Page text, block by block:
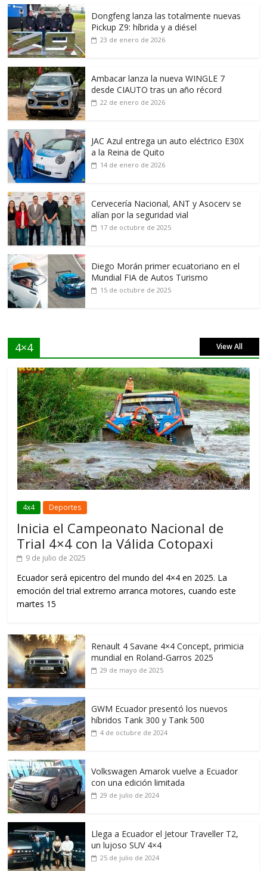
Dongfeng lanza las totalmente nuevas
Pickup Z9: híbrida y a diésel
23 de enero de 2026
Ambacar lanza la nueva WINGLE 7
desde CIAUTO tras un año récord
22 de enero de 2026
JAC Azul entrega un auto eléctrico E30X
a la Reina de Quito
14 de enero de 2026
Cervecería Nacional, ANT y Asocerv se
alían por la seguridad vial
17 de octubre de 2025
Diego Morán primer ecuatoriano en el
Mundial FIA de Autos Turismo
15 de octubre de 2025
4×4 View All
4x4 Deportes
Inicia el Campeonato Nacional de
Trial 4×4 con la Válida Cotopaxi
9 de julio de 2025
Ecuador será epicentro del mundo del 4×4 en 2025. La
emoción del trial extremo arranca motores, cuando este
martes 15
Renault 4 Savane 4×4 Concept, primicia
mundial en Roland-Garros 2025
29 de mayo de 2025
GWM Ecuador presentó los nuevos
híbridos Tank 300 y Tank 500
4 de octubre de 2024
Volkswagen Amarok vuelve a Ecuador
con una edición limitada
29 de julio de 2024
Llega a Ecuador el Jetour Traveller T2,
un lujoso SUV 4×4
25 de julio de 2024